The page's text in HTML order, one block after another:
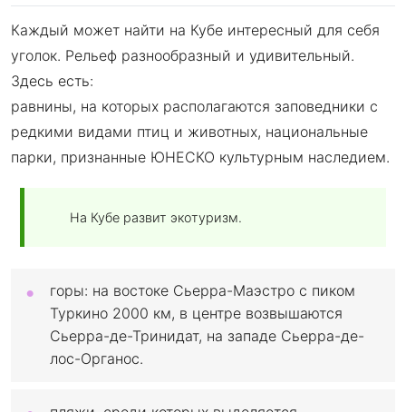
Каждый может найти на Кубе интересный для себя
уголок. Рельеф разнообразный и удивительный.
Здесь есть:
равнины, на которых располагаются заповедники с
редкими видами птиц и животных, национальные
парки, признанные ЮНЕСКО культурным наследием.
На Кубе развит экотуризм.
горы: на востоке Сьерра-Маэстро с пиком
Туркино 2000 км, в центре возвышаются
Сьерра-де-Тринидат, на западе Сьерра-де-
лос-Органос.